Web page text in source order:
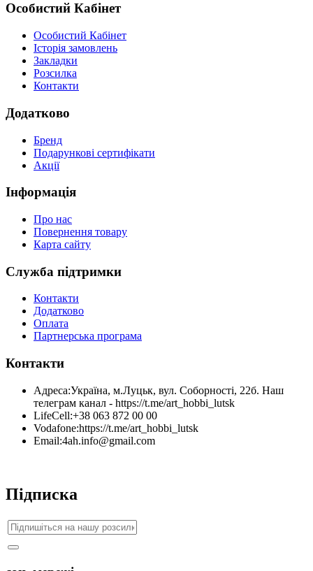
Особистий Кабінет
Особистий Кабінет
Історія замовлень
Закладки
Розсилка
Контакти
Додатково
Бренд
Подарункові сертифікати
Акції
Інформація
Про нас
Повернення товару
Карта сайту
Служба підтримки
Контакти
Додатково
Оплата
Партнерська програма
Контакти
Адреса:Україна, м.Луцьк, вул. Соборності, 22б. Наш
телеграм канал - https://t.me/art_hobbi_lutsk
LifeCell:+38 063 872 00 00
Vodafone:https://t.me/art_hobbi_lutsk
Email:4ah.info@gmail.com
Підписка